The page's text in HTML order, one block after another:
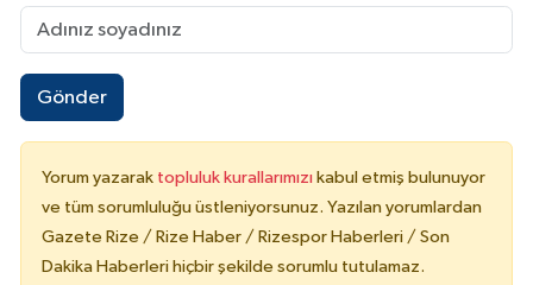
Gönder
Yorum yazarak topluluk kurallarımızı kabul etmiş bulunuyor
ve tüm sorumluluğu üstleniyorsunuz. Yazılan yorumlardan
Gazete Rize / Rize Haber / Rizespor Haberleri / Son
Dakika Haberleri hiçbir şekilde sorumlu tutulamaz.